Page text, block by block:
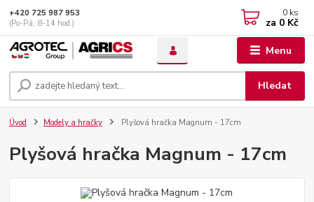
Menu
Hledat
+420 725 987 953
(Po-Pá, 8-14 hod.)
0 ks
za 0 Kč
Úvod Modely a hračky Plyšová hračka Magnum - 17cm
Plyšová hračka Magnum - 17cm